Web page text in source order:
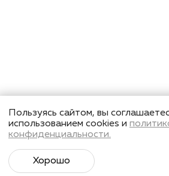
Пользуясь сайтом, вы
использованием cookies и
конфиденциальности.
Хорошо